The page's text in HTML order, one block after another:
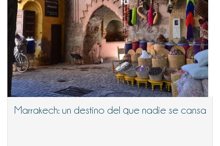
Marrakech: un destino del que nadie se cansa